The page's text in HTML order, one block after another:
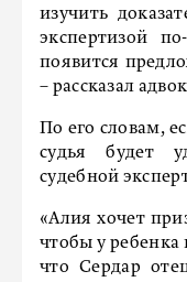
изучить
экспертизой
появится
– рассказал
По его словам,
судья будет
судебной
«Алия хочет
чтобы у ребенка
что Сердар